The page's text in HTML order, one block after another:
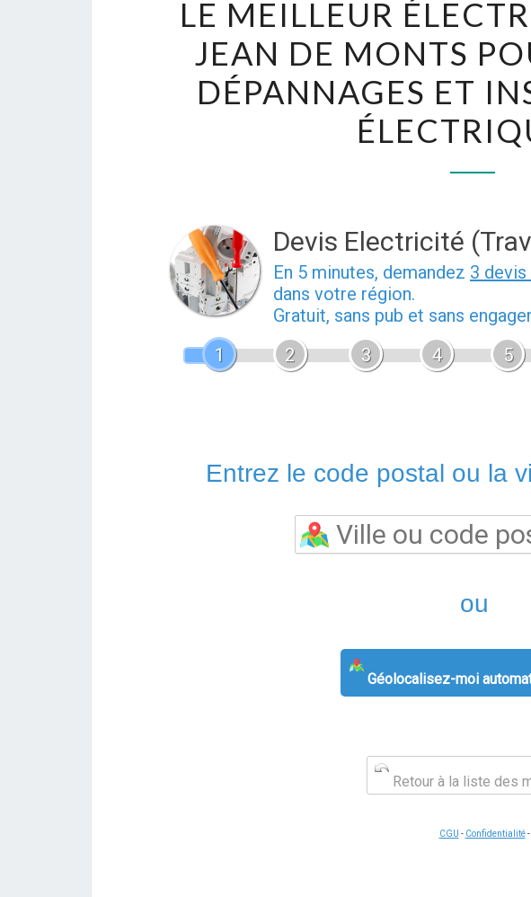
À
SAINT
JEAN
MONTS
TOUS
VOS
ET
LE MEILLEUR
JEAN DE MONTS
DÉPANNAGES ET
Devis Electricité
En 5 minutes, demandez 3
dans votre région.
Gratuit, sans pub et sans
1
2 3 4 5
Entrez le code postal ou la
ou
Géolocalisez-moi
Retour à la liste des
CGU - Confidentialité-